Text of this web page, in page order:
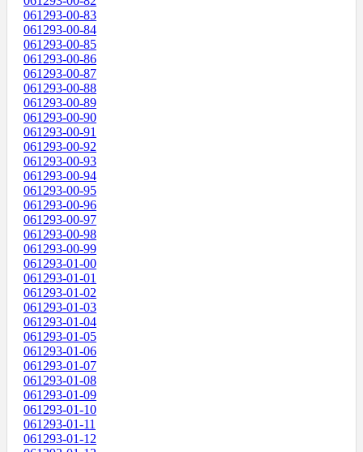
061293-00-83
061293-00-84
061293-00-85
061293-00-86
061293-00-87
061293-00-88
061293-00-89
061293-00-90
061293-00-91
061293-00-92
061293-00-93
061293-00-94
061293-00-95
061293-00-96
061293-00-97
061293-00-98
061293-00-99
061293-01-00
061293-01-01
061293-01-02
061293-01-03
061293-01-04
061293-01-05
061293-01-06
061293-01-07
061293-01-08
061293-01-09
061293-01-10
061293-01-11
061293-01-12